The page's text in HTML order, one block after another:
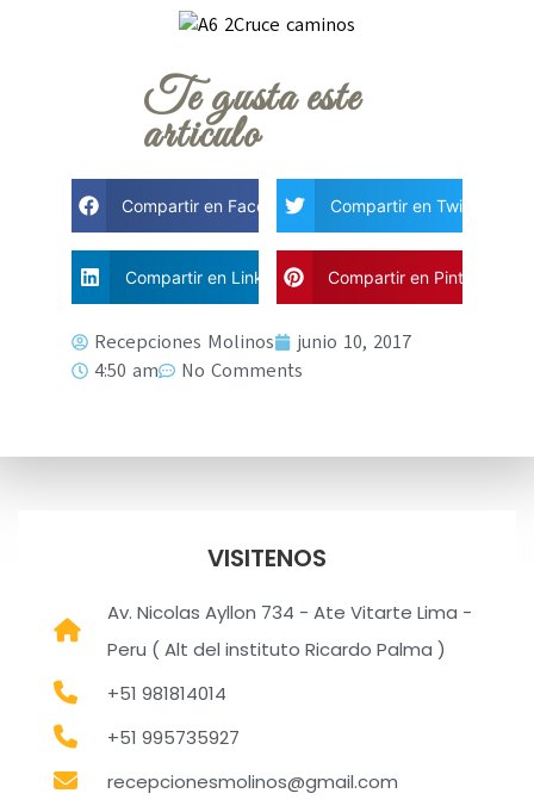
Te gusta este
articulo
Compartir en Facebook Compartir en Twitter
Compartir en Linkdin Compartir en Pinterest
Recepciones Molinos
junio 10, 2017
4:50 am
No Comments
VISITENOS
Av. Nicolas Ayllon 734 - Ate Vitarte Lima -
Peru ( Alt del instituto Ricardo Palma )
+51 981814014
+51 995735927
recepcionesmolinos@gmail.com